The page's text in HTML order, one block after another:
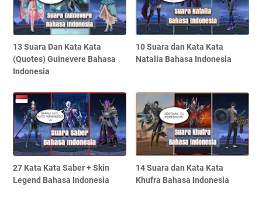
13 Suara Dan Kata Kata
(Quotes) Guinevere Bahasa
Indonesia
10 Suara dan Kata Kata
Natalia Bahasa Indonesia
27 Kata Kata Saber + Skin
Legend Bahasa Indonesia
14 Suara dan Kata Kata
Khufra Bahasa Indonesia